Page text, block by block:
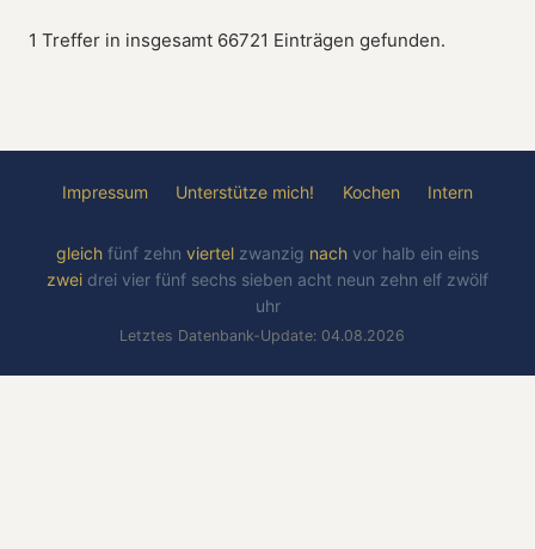
1 Treffer in insgesamt 66721 Einträgen gefunden.
Impressum Unterstütze mich! Kochen Intern
gleich fünf zehn viertel zwanzig nach vor halb ein eins
zwei drei vier fünf sechs sieben acht neun zehn elf zwölf
uhr
Letztes Datenbank-Update: 04.08.2026